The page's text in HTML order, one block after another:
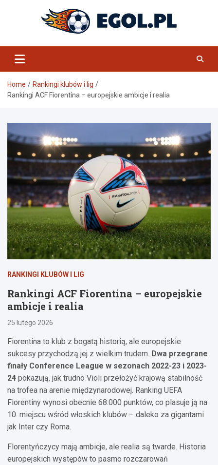
eGol.pl
Home
Rankingi klubów i lig
Rankingi ACF Fiorentina – europejskie ambicje i realia
RANKINGI KLUBÓW I LIG
Rankingi ACF Fiorentina – europejskie
ambicje i realia
25 lutego 2026
Fiorentina to klub z bogatą historią, ale europejskie
sukcesy przychodzą jej z wielkim trudem. Dwa przegrane
finały Conference League w sezonach 2022-23 i 2023-
24 pokazują, jak trudno Violi przełożyć krajową stabilność
na trofea na arenie międzynarodowej. Ranking UEFA
Fiorentiny wynosi obecnie 68.000 punktów, co plasuje ją na
10. miejscu wśród włoskich klubów – daleko za gigantami
jak Inter czy Roma.
Florentyńczycy mają ambicje, ale realia są twarde. Historia
europejskich występów to pasmo rozczarowań